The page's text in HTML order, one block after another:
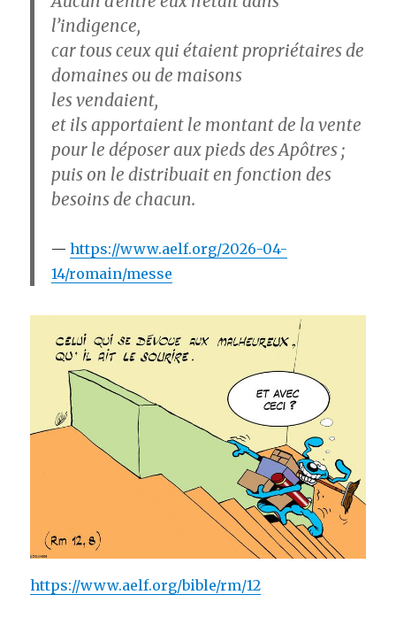
l’indigence,
car tous ceux qui étaient propriétaires de
domaines ou de maisons
les vendaient,
et ils apportaient le montant de la vente
pour le déposer aux pieds des Apôtres ;
puis on le distribuait en fonction des
besoins de chacun.
https://www.aelf.org/2026-04-
14/romain/messe
https://www.aelf.org/bible/rm/12